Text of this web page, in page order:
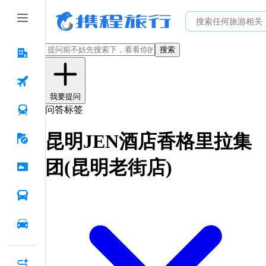
搜索
我要提问
问答标签
昆明JEN酒店香格里拉集
团(昆明老街店)